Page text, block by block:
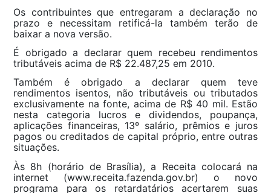
Os contribuintes que entregaram a declaração no
prazo e necessitam retificá-la também terão de
baixar a nova versão.
É obrigado a declarar quem recebeu rendimentos
tributáveis acima de R$ 22.487,25 em 2010.
Também é obrigado a declarar quem teve
rendimentos isentos, não tributáveis ou tributados
exclusivamente na fonte, acima de R$ 40 mil. Estão
nesta categoria lucros e dividendos, poupança,
aplicações financeiras, 13º salário, prêmios e juros
pagos ou creditados de capital próprio, entre outras
situações.
Às 8h (horário de Brasília), a Receita colocará na
internet (www.receita.fazenda.gov.br) o novo
programa para os retardatários acertarem suas